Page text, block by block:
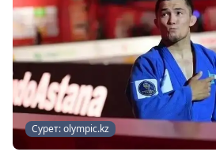
Сурет: olympic.kz